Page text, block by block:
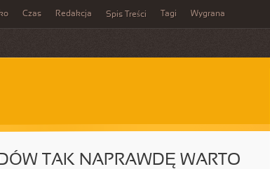
Czas Redakcja Spis Treści Tagi Wygrana
TAK NAPRAWDĘ WARTO